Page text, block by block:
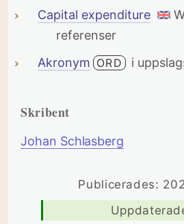
Capital expenditure
referenser
Akronym ORD i
Skribent
Johan Schlasberg
Publicerades: